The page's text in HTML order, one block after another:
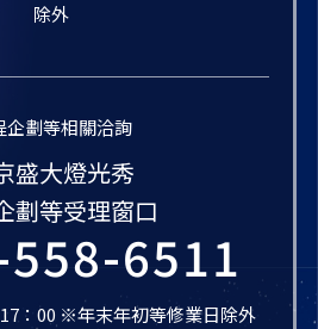
除外
企劃等相關洽詢
盛大燈光秀
劃等受理窗口
6511
：00 ※年末年初等修業日除外